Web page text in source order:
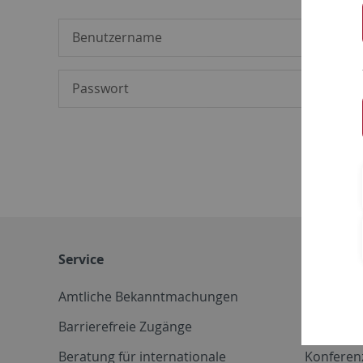
Service
Amtliche Bekanntmachungen
Barrierefreie Zugänge
Beratung für internationale